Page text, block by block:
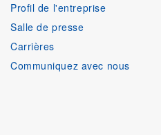
Profil de l'entreprise
Salle de presse
Carrières
Communiquez avec nous